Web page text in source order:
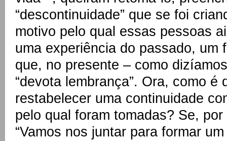
“descontinuidade” que se foi
motivo pelo qual essas pessoas
uma experiência do passado, um
que, no presente – como
“devota lembrança”. Ora, como é
restabelecer uma continuidade
pelo qual foram tomadas? Se,
“Vamos nos juntar para formar